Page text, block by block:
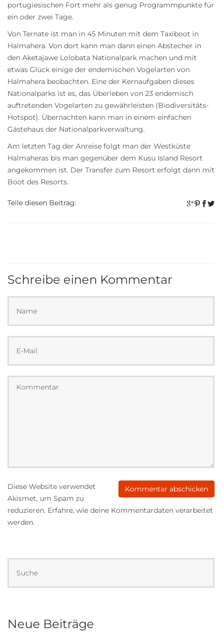
portugiesischen Fort mehr als genug Programmpunkte für
ein oder zwei Tage.
Von Ternate ist man in 45 Minuten mit dem Taxiboot in
Halmahera. Von dort kann man dann einen Abstecher in
den Aketajawe Lolobata Nationalpark machen und mit
etwas Glück einige der endemischen Vogelarten von
Halmahera beobachten. Eine der Kernaufgaben dieses
Nationalparks ist es, das Überleben von 23 endemisch
auftretenden Vogelarten zu gewährleisten (Biodiversitäts-
Hotspot). Übernachten kann man in einem einfachen
Gästehaus der Nationalparkverwaltung.
Am letzten Tag der Anreise folgt man der Westküste
Halmaheras bis man gegenüber dem Kusu Island Resort
angekommen ist. Der Transfer zum Resort erfolgt dann mit
Boot des Resorts.
Teile diesen Beitrag:
Schreibe einen Kommentar
Diese Website verwendet
Akismet, um Spam zu
reduzieren. Erfahre, wie deine Kommentardaten verarbeitet
werden.
Neue Beiträge